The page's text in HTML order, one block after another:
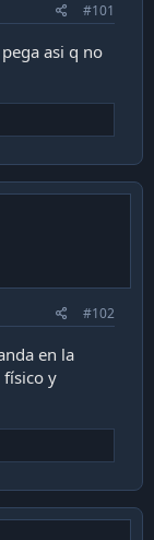
#101
asi q no
#102
en la
físico y